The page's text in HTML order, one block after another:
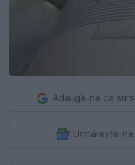
Adaugă-ne ca
Urmărește-